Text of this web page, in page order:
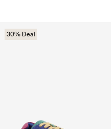
30% Deal